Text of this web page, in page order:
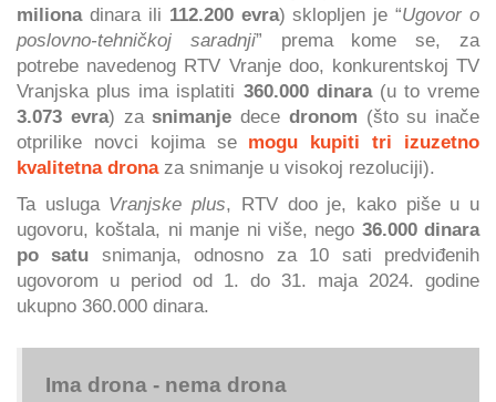
miliona dinara ili 112.200 evra) sklopljen je “Ugovor o
poslovno-tehničkoj saradnji” prema kome se, za
potrebe navedenog RTV Vranje doo, konkurentskoj TV
Vranjska plus ima isplatiti 360.000 dinara(u to vreme
3.073 evra) zasnimanje dece dronom (što su inače
otprilike novci kojima se mogu kupiti tri izuzetno
kvalitetna dronaza snimanje u visokoj rezoluciji).
Ta usluga Vranjske plus, RTV doo je, kako piše u u
ugovoru, koštala, ni manje ni više, nego 36.000 dinara
po satu snimanja, odnosno za 10 sati predviđenih
ugovorom u period od 1. do 31. maja 2024. godine
ukupno 360.000 dinara.
Ima drona - nema drona